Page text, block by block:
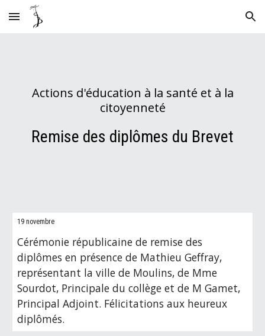
Skip to main content Skip to navigation
Actions d'éducation à la santé et à la
citoyenneté
Remise des diplômes du Brevet
19 novembre
Cérémonie républicaine de remise des
diplômes en présence de Mathieu Geffray,
représentant la ville de Moulins, de Mme
Sourdot, Principale du collège et de M Gamet,
Principal Adjoint. Félicitations aux heureux
diplômés.